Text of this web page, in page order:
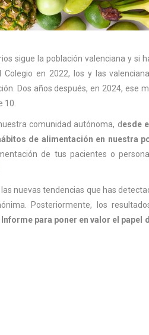
sigue la población valenciana y si
en 2022, los y las
Dos años después, en 2024, ese
10.
comunidad autónoma, desde
de alimentación en nuestra
de tus pacientes o
nuevas tendencias que has
Posteriormente, los
para poner en valor el papel